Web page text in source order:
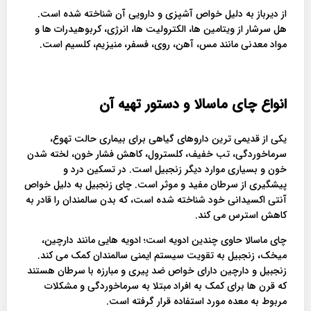
از دیرباز به دلیل خواص آشپزی و دارویی آن شناخته شده است.
هل سرشار از ویتامین ها، الکترولیت ها، انرژی، کربوهیدرات ها و
مواد معدنی مانند مس، آهن، روی، فسفر، منیزیم، کلسیم است.
انواع چای ماسالا و دستور تهیه آن
یکی از قدیمی ترین داروهای گیاهی برای بیماری حالت تهوع،
سرماخوردگی، تب خفیف، کلسترول، کاهش فشار خون، لخته شدن
خون و بسیاری موارد دیگر زنجبیل است. در تسکین درد و
پیشگیری از سرطان مفید و موثر است. چای زنجبیل به دلیل خواص
آنتی اکسیدانی خود شناخته شده است، که بدن سالمندان را قادر به
کاهش استرس می کند.
چای ماسالا حاوی چندین ادویه است؛ ادویه هایی مانند دارچین،
میخک، زنجبیل به تقویت سیستم ایمنی سالمندان کمک می کند.
زنجبیل و دارچین دارای خواص ضد پیری و مبارزه با سرطان هستند
که قرن ها برای کمک به افراد مبتلا به سرماخوردگی و مشکلات
مربوط به معده مورد استفاده قرار گرفته است.